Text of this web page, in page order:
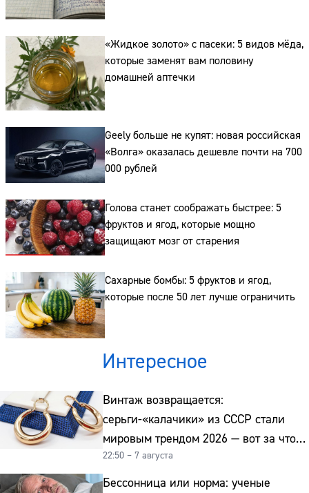
«Жидкое золото» с пасеки: 5 видов мёда,
которые заменят вам половину
домашней аптечки
Geely больше не купят: новая российская
«Волга» оказалась дешевле почти на 700
000 рублей
Голова станет соображать быстрее: 5
фруктов и ягод, которые мощно
защищают мозг от старения
Сахарные бомбы: 5 фруктов и ягод,
которые после 50 лет лучше ограничить
Интересное
Винтаж возвращается:
серьги-«калачики» из СССР стали
мировым трендом 2026 — вот за что
их ценят ювелиры
22:50 – 7 августа
Бессонница или норма: ученые
Телефон: